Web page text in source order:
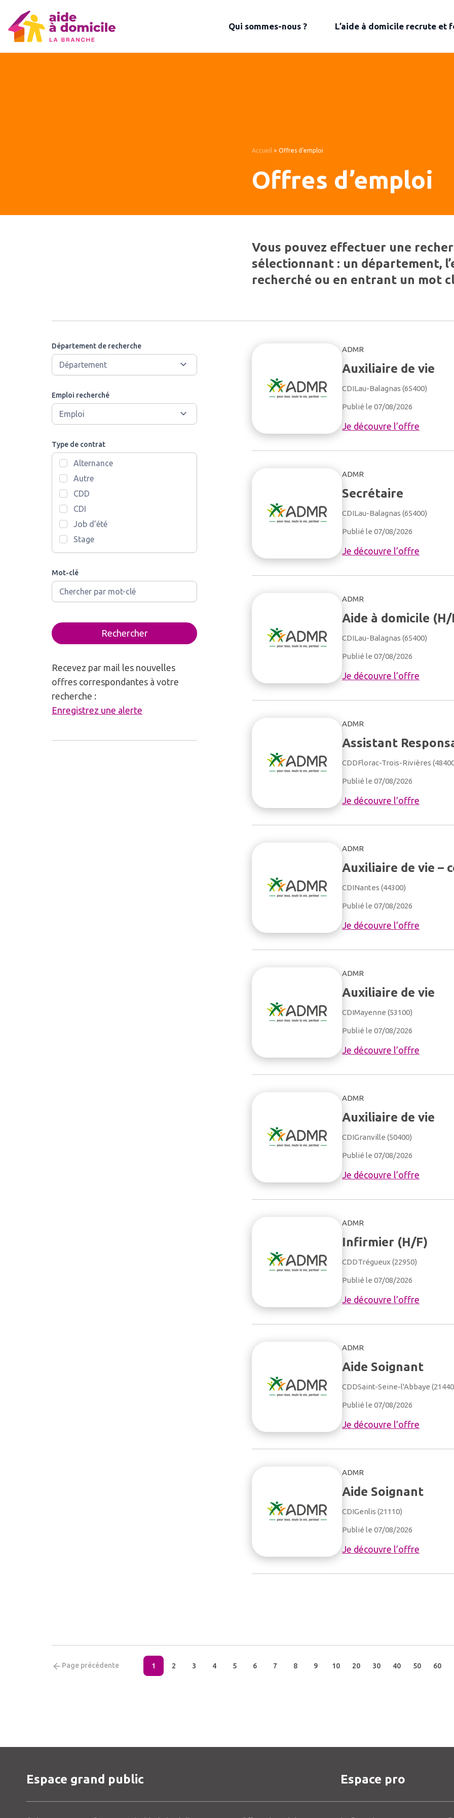
Qui sommes-nous ? L’aide à domicile recrute et
Accueil > Offres d’emploi
Offres d’emploi
Vous pouvez effectuer une
sélectionnant : un département,
recherché ou en entrant un mot
Département de recherche
Emploi recherché
Type de contrat
Alternance
Autre
CDD
CDI
Job d’été
Stage
Mot-clé
Rechercher
Recevez par mail les nouvelles
offres correspondantes à votre
recherche :
Enregistrez une alerte
ADMR
Auxiliaire de vie
CDILau-Balagnas (65400)
Publié le 07/08/2026
Je découvre l’offre
ADMR
Secrétaire
CDILau-Balagnas (65400)
Publié le 07/08/2026
Je découvre l’offre
ADMR
Aide à domicile (H/
CDILau-Balagnas (65400)
Publié le 07/08/2026
Je découvre l’offre
ADMR
Assistant
CDDFlorac-Trois-Rivières
Publié le 07/08/2026
Je découvre l’offre
ADMR
Auxiliaire de vie –
CDINantes (44300)
Publié le 07/08/2026
Je découvre l’offre
ADMR
Auxiliaire de vie
CDIMayenne (53100)
Publié le 07/08/2026
Je découvre l’offre
ADMR
Auxiliaire de vie
CDIGranville (50400)
Publié le 07/08/2026
Je découvre l’offre
ADMR
Infirmier (H/F)
CDDTrégueux (22950)
Publié le 07/08/2026
Je découvre l’offre
ADMR
Aide Soignant
CDDSaint-Seine-l'Abbaye
Publié le 07/08/2026
Je découvre l’offre
ADMR
Aide Soignant
CDIGenlis (21110)
Publié le 07/08/2026
Je découvre l’offre
Page précédente 1 2 3 4 5 6 7 8 9 10 20 30 40 50 60
Espace grand public Espace pro